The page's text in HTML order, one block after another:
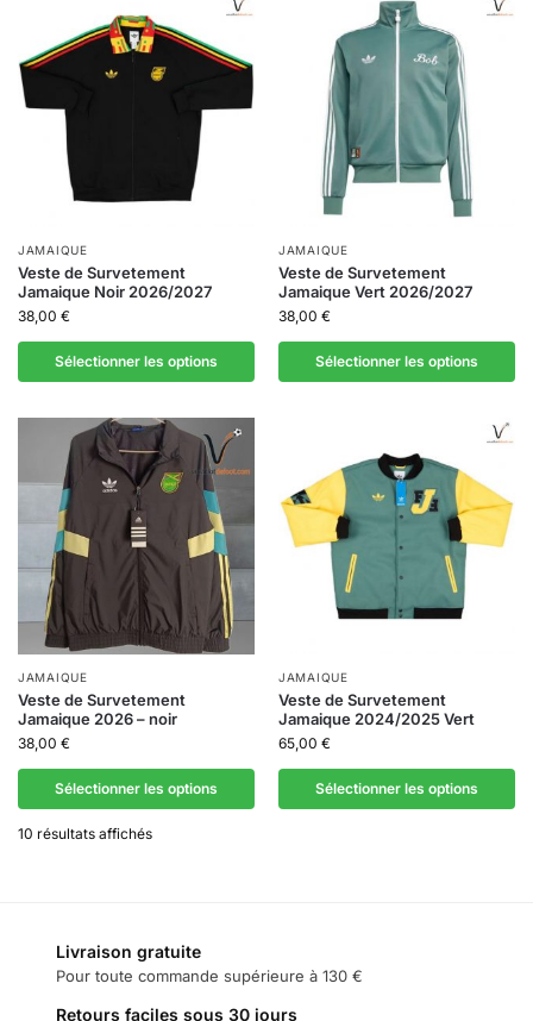
JAMAIQUE
Veste de Survetement
Jamaique Noir 2026/2027
38,00 €
Sélectionner les options
JAMAIQUE
Veste de Survetement
Jamaique Vert 2026/2027
38,00 €
Sélectionner les options
JAMAIQUE
Veste de Survetement
Jamaique 2026 – noir
38,00 €
Sélectionner les options
JAMAIQUE
Veste de Survetement
Jamaique 2024/2025 Vert
65,00 €
Sélectionner les options
10 résultats affichés
Livraison gratuite
Pour toute commande supérieure à 130 €
Retours faciles sous 30 jours